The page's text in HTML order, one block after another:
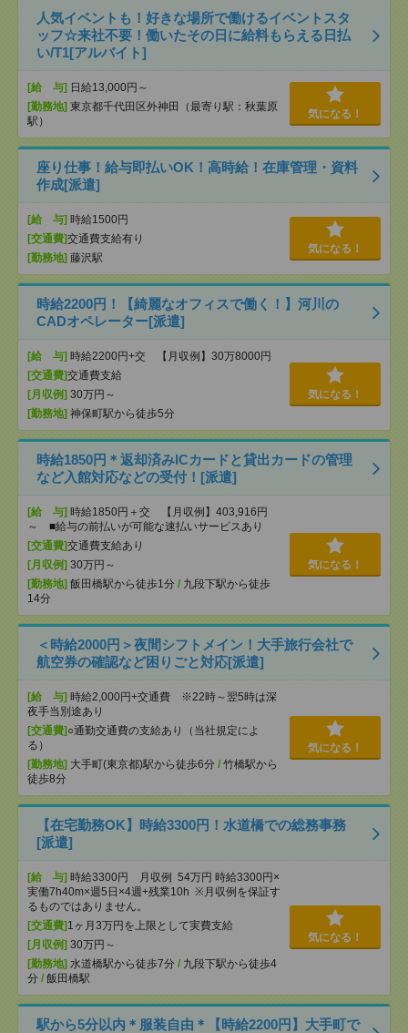
人気イベントも！好きな場所で働けるイベントスタ
ッフ☆来社不要！働いたその日に給料もらえる日払
い/T1[アルバイト]
[給 与] 日給13,000円～
[勤務地] 東京都千代田区外神田（最寄り駅：秋葉原
駅）
気になる！
座り仕事！給与即払いOK！高時給！在庫管理・資料
作成[派遣]
[給 与] 時給1500円
[交通費]交通費支給有り
[勤務地] 藤沢駅
気になる！
時給2200円！【綺麗なオフィスで働く！】河川の
CADオペレーター[派遣]
[給 与] 時給2200円+交 【月収例】30万8000円
[交通費]交通費支給
[月収例] 30万円～
[勤務地] 神保町駅から徒歩5分
気になる！
時給1850円＊返却済みICカードと貸出カードの管理
など入館対応などの受付！[派遣]
[給 与] 時給1850円＋交 【月収例】403,916円
～ ■給与の前払いが可能な速払いサービスあり
[交通費]交通費支給あり
[月収例] 30万円～
[勤務地] 飯田橋駅から徒歩1分 / 九段下駅から徒歩
14分
気になる！
＜時給2000円＞夜間シフトメイン！大手旅行会社で
航空券の確認など困りごと対応[派遣]
[給 与] 時給2,000円+交通費 ※22時～翌5時は深
夜手当別途あり
[交通費] ○通勤交通費の支給あり（当社規定によ
る）
[勤務地] 大手町(東京都)駅から徒歩6分 / 竹橋駅から
徒歩8分
気になる！
【在宅勤務OK】時給3300円！水道橋での総務事務
[派遣]
[給 与] 時給3300円 月収例 54万円 時給3300円×
実働7h40m×週5日×4週+残業10h ※月収例を保証す
るものではありません。
[交通費] 1ヶ月3万円を上限として実費支給
[月収例] 30万円～
[勤務地] 水道橋駅から徒歩7分 / 九段下駅から徒歩4
分 / 飯田橋駅
気になる！
駅から5分以内＊服装自由＊【時給2200円】大手町で